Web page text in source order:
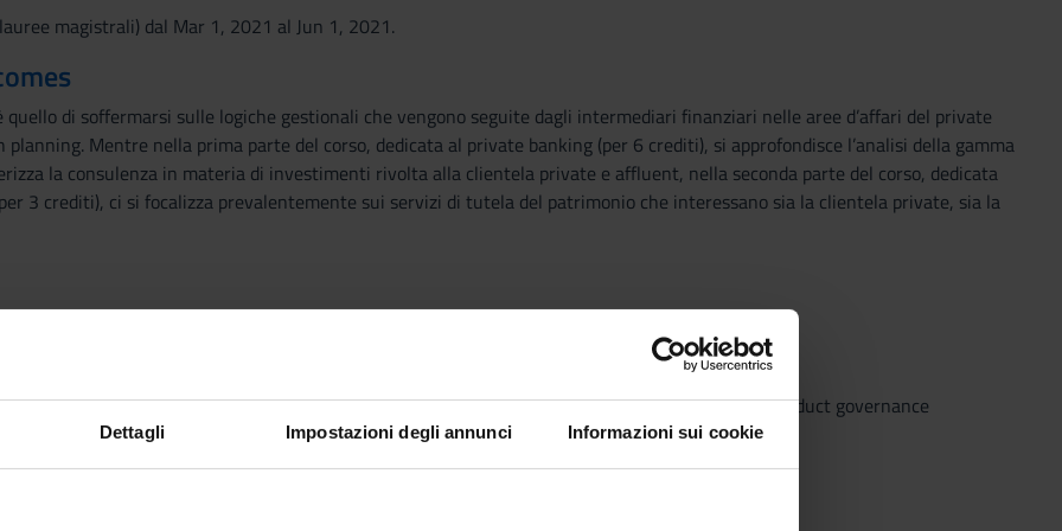
Dettagli Impostazioni degli annunci Informazioni sui cookie
magistrali) dal Mar 1, 2021 al Jun 1, 2021.
quello di soffermarsi sulle logiche gestionali che vengono seguite dagli intermediari finanziari nelle aree d’affari del private
planning. Mentre nella prima parte del corso, dedicata al private banking (per 6 crediti), si approfondisce l’analisi della gamma
la consulenza in materia di investimenti rivolta alla clientela private e affluent, nella seconda parte del corso, dedicata
3 crediti), ci si focalizza prevalentemente sui servizi di tutela del patrimonio che interessano sia la clientela private, sia la
to private clients: the goals to be reached and the different players in the sector.
Guideliness to be followed in the advisory service: from the "know your customer rule" to the "product governance
allocation: putting Markowitz at work.
how to map and how to rank them.